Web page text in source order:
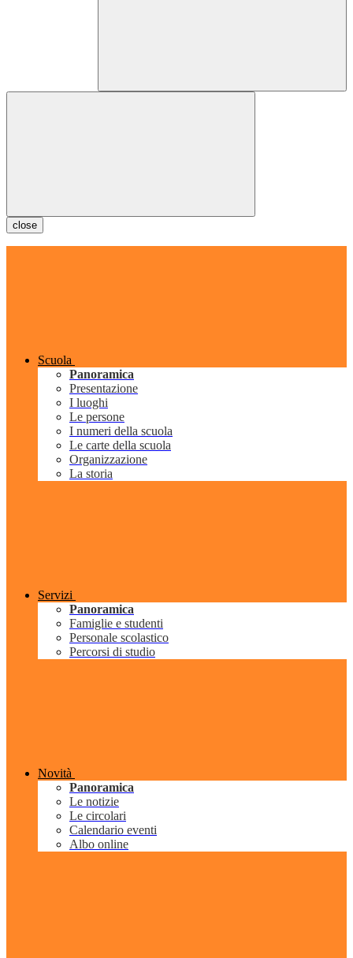
close
Scuola
Panoramica
Presentazione
I luoghi
Le persone
I numeri della scuola
Le carte della scuola
Organizzazione
La storia
Servizi
Panoramica
Famiglie e studenti
Personale scolastico
Percorsi di studio
Novità
Panoramica
Le notizie
Le circolari
Calendario eventi
Albo online